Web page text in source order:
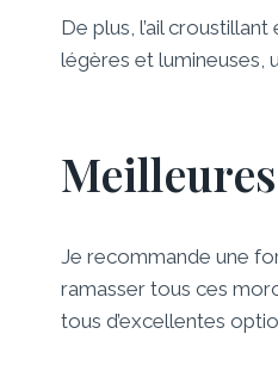
De plus, l’ail
légères et lumineuses,
Je recommande une
ramasser tous ces
tous d’excellentes